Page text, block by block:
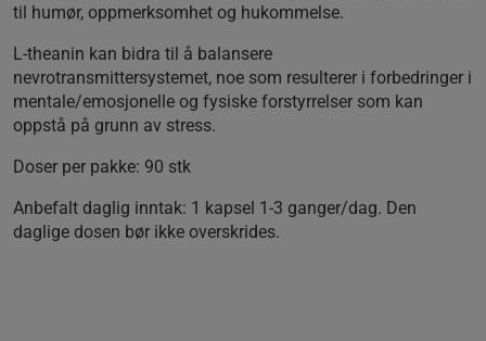
til humør, oppmerksomhet og hukommelse.
L-theanin kan bidra til å balansere
nevrotransmittersystemet, noe som resulterer i forbedringer i
mentale/emosjonelle og fysiske forstyrrelser som kan
oppstå på grunn av stress.
Doser per pakke: 90 stk
Anbefalt daglig inntak: 1 kapsel 1-3 ganger/dag. Den
daglige dosen bør ikke overskrides.